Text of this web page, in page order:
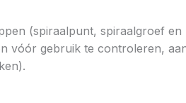
(spiraalpunt, spiraalgroef
vóór gebruik te controleren,